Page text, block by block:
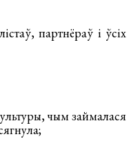
партнёраў і ўсіх
чым займалася